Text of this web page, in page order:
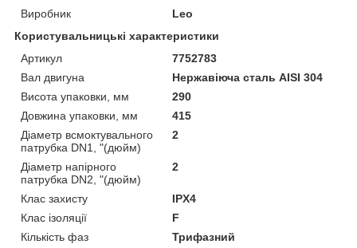
Виробник
Leo
Користувальницькі характеристики
Артикул
7752783
Вал двигуна
Нержавіюча сталь AISI 304
Висота упаковки, мм
290
Довжина упаковки, мм
415
Діаметр всмоктувального
патрубка DN1, "(дюйм)
2
Діаметр напірного
патрубка DN2, "(дюйм)
2
Клас захисту
IPX4
Клас ізоляції
F
Кількість фаз
Трифазний